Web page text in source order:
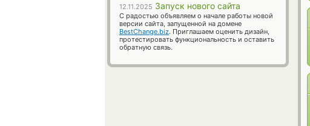
12.11.2025 Запуск нового сайта
С радостью объявляем о начале работы новой
версии сайта, запущенной на домене
BestChange.biz. Приглашаем оценить дизайн,
протестировать функциональность и оставить
обратную связь.